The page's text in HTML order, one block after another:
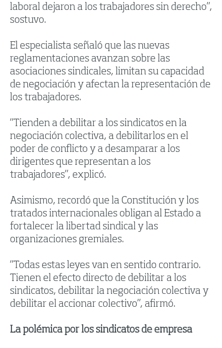
laboral dejaron a los trabajadores sin derecho”,
sostuvo.
El especialista señaló que las nuevas
reglamentaciones avanzan sobre las
asociaciones sindicales, limitan su capacidad
de negociación y afectan la representación de
los trabajadores.
“Tienden a debilitar a los sindicatos en la
negociación colectiva, a debilitarlos en el
poder de conflicto y a desamparar a los
dirigentes que representan a los
trabajadores”, explicó.
Asimismo, recordó que la Constitución y los
tratados internacionales obligan al Estado a
fortalecer la libertad sindical y las
organizaciones gremiales.
“Todas estas leyes van en sentido contrario.
Tienen el efecto directo de debilitar a los
sindicatos, debilitar la negociación colectiva y
debilitar el accionar colectivo”, afirmó.
La polémica por los sindicatos de empresa